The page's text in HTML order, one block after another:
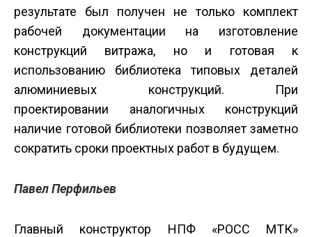
результате был получен не только комплект
рабочей документации на изготовление
конструкций витража, но и готовая к
использованию библиотека типовых деталей
алюминиевых конструкций. При
проектировании аналогичных конструкций
наличие готовой библиотеки позволяет заметно
сократить сроки проектных работ в будущем.
Павел Перфильев
Главный конструктор НПФ «РОСС МТК»